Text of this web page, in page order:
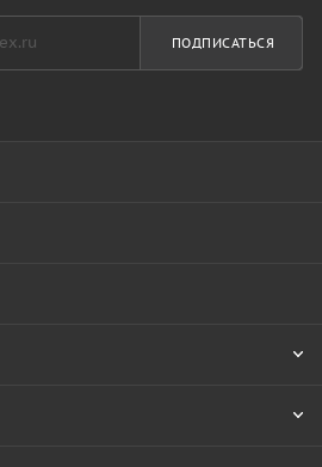
ПОДПИСАТЬСЯ